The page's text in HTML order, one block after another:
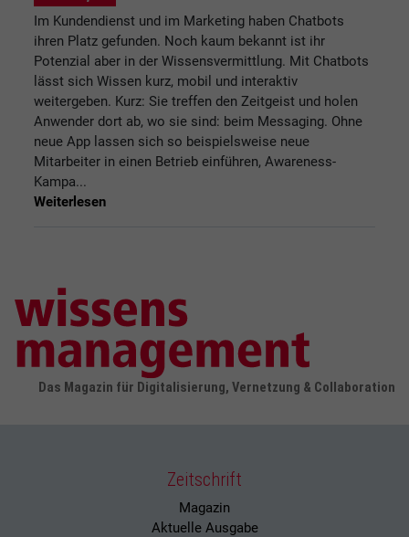
Im Kundendienst und im Marketing haben Chatbots
ihren Platz gefunden. Noch kaum bekannt ist ihr
Potenzial aber in der Wissensvermittlung. Mit Chatbots
lässt sich Wissen kurz, mobil und interaktiv
weitergeben. Kurz: Sie treffen den Zeitgeist und holen
Anwender dort ab, wo sie sind: beim Messaging. Ohne
neue App lassen sich so beispielsweise neue
Mitarbeiter in einen Betrieb einführen, Awareness-
Kampa...
Weiterlesen
Das Magazin für Digitalisierung, Vernetzung & Collaboration
Zeitschrift
Magazin
Aktuelle Ausgabe